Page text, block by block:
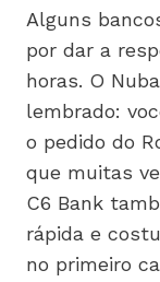
Alguns
por dar a
horas. O
lembrado:
o pedido do
que muitas
C6 Bank
rápida e
no primeiro